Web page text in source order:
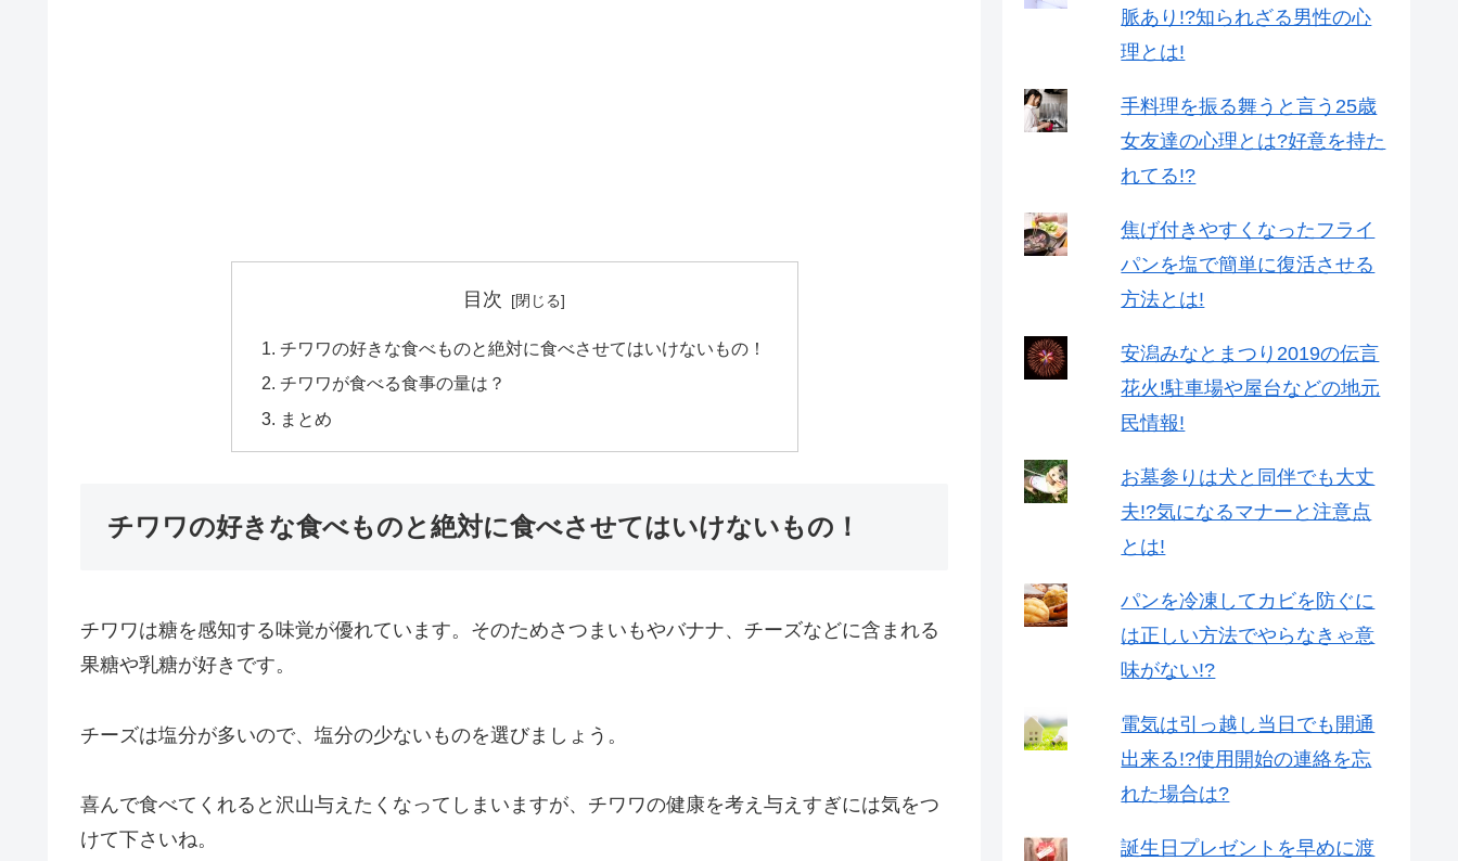
目次
チワワの好きな食べものと絶対に食べさせてはいけないもの！
チワワが食べる食事の量は？
まとめ
チワワの好きな食べものと絶対に食べさせてはいけないもの！
チワワは糖を感知する味覚が優れています。そのためさつまいもやバナナ、チーズなどに含まれる
果糖や乳糖が好きです。
チーズは塩分が多いので、塩分の少ないものを選びましょう。
喜んで食べてくれると沢山与えたくなってしまいますが、チワワの健康を考え与えすぎには気をつ
けて下さいね。
脈あり!?知られざる男性の心
理とは!
手料理を振る舞うと言う25歳
女友達の心理とは?好意を持た
れてる!?
焦げ付きやすくなったフライ
パンを塩で簡単に復活させる
方法とは!
安潟みなとまつり2019の伝言
花火!駐車場や屋台などの地元
民情報!
お墓参りは犬と同伴でも大丈
夫!?︎気になるマナーと注意点
とは!
パンを冷凍してカビを防ぐに
は正しい方法でやらなきゃ意
味がない!?
電気は引っ越し当日でも開通
出来る!?使用開始の連絡を忘
れた場合は?
誕生日プレゼントを早めに渡